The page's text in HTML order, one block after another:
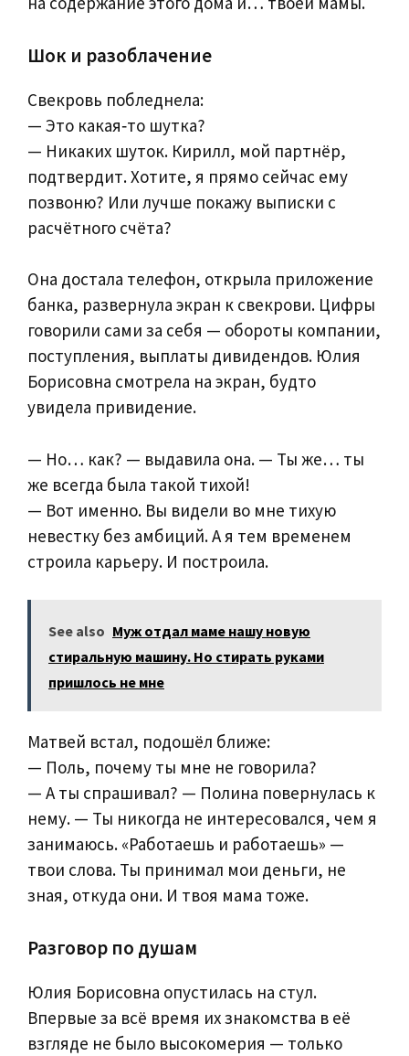
Шок и разоблачение
Свекровь побледнела:
— Это какая‑то шутка?
— Никаких шуток. Кирилл, мой партнёр,
подтвердит. Хотите, я прямо сейчас ему
позвоню? Или лучше покажу выписки с
расчётного счёта?
Она достала телефон, открыла приложение
банка, развернула экран к свекрови. Цифры
говорили сами за себя — обороты компании,
поступления, выплаты дивидендов. Юлия
Борисовна смотрела на экран, будто
увидела привидение.
— Но… как? — выдавила она. — Ты же… ты
же всегда была такой тихой!
— Вот именно. Вы видели во мне тихую
невестку без амбиций. А я тем временем
строила карьеру. И построила.
See also Муж отдал маме нашу новую
стиральную машину. Но стирать руками
пришлось не мне
Матвей встал, подошёл ближе:
— Поль, почему ты мне не говорила?
— А ты спрашивал? — Полина повернулась к
нему. — Ты никогда не интересовался, чем я
занимаюсь. «Работаешь и работаешь» —
твои слова. Ты принимал мои деньги, не
зная, откуда они. И твоя мама тоже.
Разговор по душам
Юлия Борисовна опустилась на стул.
Впервые за всё время их знакомства в её
взгляде не было высокомерия — только